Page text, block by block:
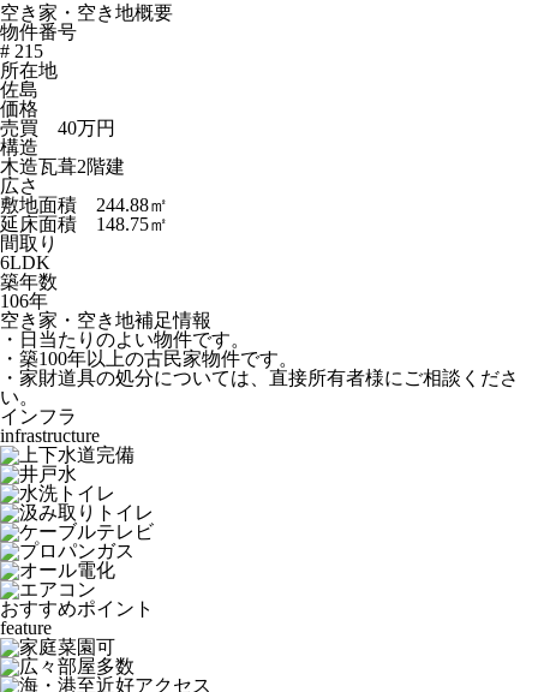
空き家・空き地概要
物件番号
# 215
所在地
佐島
価格
売買 40万円
構造
木造瓦葺2階建
広さ
敷地面積 244.88㎡
延床面積 148.75㎡
間取り
6LDK
築年数
106年
空き家・空き地補足情報
・日当たりのよい物件です。
・築100年以上の古民家物件です。
・家財道具の処分については、直接所有者様にご相談くださ
い。
インフラ
infrastructure
おすすめポイント
feature